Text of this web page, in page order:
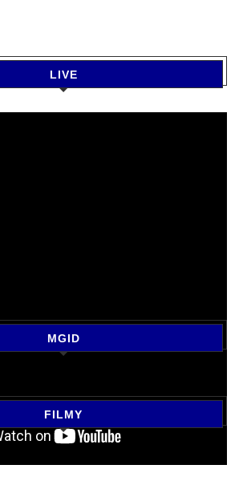
LIVE
MGID
FILMY